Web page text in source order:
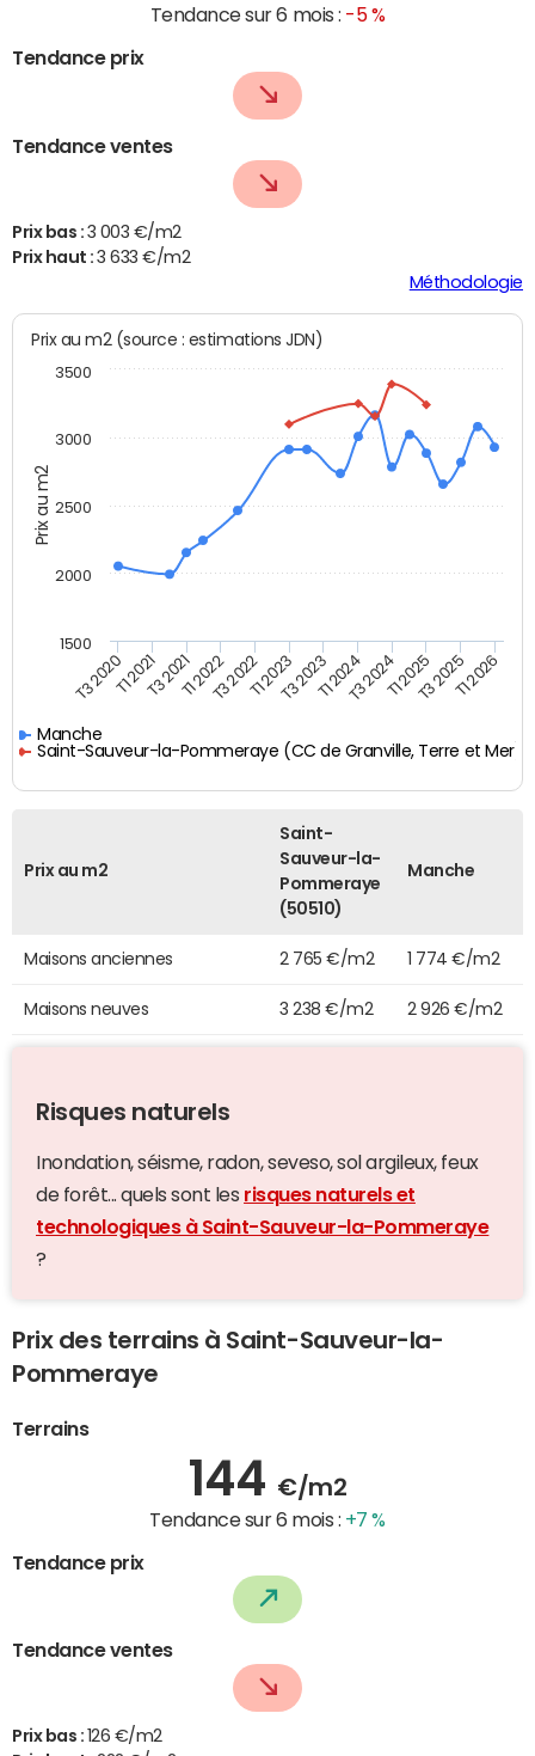
Tendance sur 6 mois : -5 %
Tendance prix
Tendance ventes
Prix bas : 3 003 €/m2
Prix haut :3 633 €/m2
Méthodologie
Prix au m2
Prix au m2 (source : estimations JDN)
Manche
Saint-Sauveur-la-Pommeraye (CC de Granville, Terre et Mer)
T3 2020T1 2021T3 2021T1 2022T3 2022T1 2023T3 2023T1 2024T3 2024T1 2025T3 2025T1 2026
1500
2000
2500
3000
3500
Prix au m2
Saint-
Sauveur-la-
Pommeraye
(50510)
Manche
Maisons anciennes 2 765 €/m2 1 774 €/m2
Maisons neuves 3 238 €/m2 2 926 €/m2
Risques naturels
Inondation, séisme, radon, seveso, sol argileux, feux
de forêt... quels sont les risques naturels et
technologiques à Saint-Sauveur-la-Pommeraye
?
Prix des terrains à Saint-Sauveur-la-
Pommeraye
Terrains
144 €/m2
Tendance sur 6 mois : +7 %
Tendance prix
Tendance ventes
Prix bas : 126 €/m2